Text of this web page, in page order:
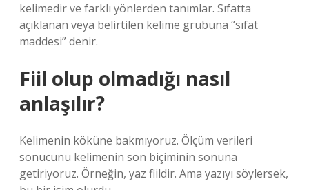
kelimedir ve farklı yönlerden tanımlar. Sıfatta
açıklanan veya belirtilen kelime grubuna “sıfat
maddesi” denir.
Fiil olup olmadığı nasıl
anlaşılır?
Kelimenin köküne bakmıyoruz. Ölçüm verileri
sonucunu kelimenin son biçiminin sonuna
getiriyoruz. Örneğin, yaz fiildir. Ama yazıyı söylersek,